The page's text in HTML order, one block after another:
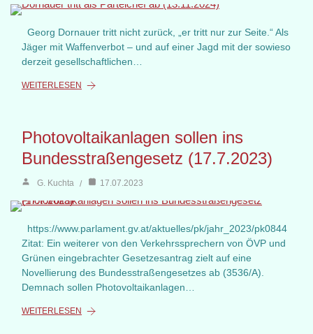
Georg Dornauer tritt nicht zurück, „er tritt nur zur Seite.“ Als
Jäger mit Waffenverbot – und auf einer Jagd mit der sowieso
derzeit gesellschaftlichen…
WEITERLESEN
Photovoltaikanlagen sollen ins
Bundesstraßengesetz (17.7.2023)
G. Kuchta 17.07.2023
https://www.parlament.gv.at/aktuelles/pk/jahr_2023/pk0844
Zitat: Ein weiterer von den Verkehrssprechern von ÖVP und
Grünen eingebrachter Gesetzesantrag zielt auf eine
Novellierung des Bundesstraßengesetzes ab (3536/A).
Demnach sollen Photovoltaikanlagen…
WEITERLESEN